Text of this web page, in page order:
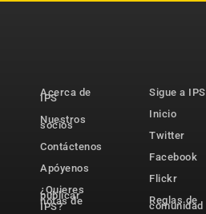
Acerca de
IPS
Nuestros
socios
Contáctenos
Apóyenos
¿Quieres
publicar
notas de
IPS?
Sigue a IPS
Inicio
Twitter
Facebook
Flickr
Reglas de
comunidad